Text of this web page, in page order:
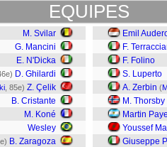
EQUIPES
M. Svilar
G. Mancini
E. N'Dicka
D. Ghilardi
, 85e) Z. Çelik
B. Cristante
M. Koné
Wesley
B. Zaragoza
Emil
F.
F. Folino
S. Luperto
A. Zerbin (
M. Thorsby
Martin
Youssef
Giuseppe